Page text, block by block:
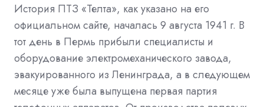
История ПТЗ «Телта», как указано на его
официальном сайте, началась 9 августа 1941 г. В
тот день в Пермь прибыли специалисты и
оборудование электромеханического завода,
эвакуированного из Ленинграда, а в следующем
месяце уже была выпущена первая партия